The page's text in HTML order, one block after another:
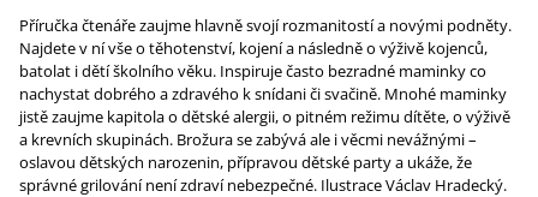
Příručka čtenáře zaujme hlavně svojí rozmanitostí a novými podněty.
Najdete v ní vše o těhotenství, kojení a následně o výživě kojenců,
batolat i dětí školního věku. Inspiruje často bezradné maminky co
nachystat dobrého a zdravého k snídani či svačině. Mnohé maminky
jistě zaujme kapitola o dětské alergii, o pitném režimu dítěte, o výživě
a krevních skupinách. Brožura se zabývá ale i věcmi nevážnými –
oslavou dětských narozenin, přípravou dětské party a ukáže, že
správné grilování není zdraví nebezpečné. Ilustrace Václav Hradecký.